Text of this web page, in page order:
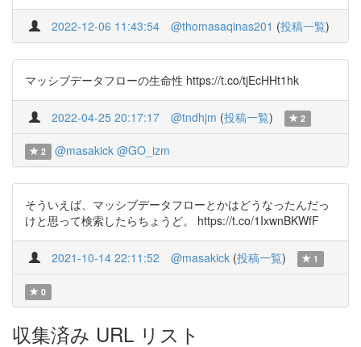
2022-12-06 11:43:54 @thomasaqinas201 (投稿一覧)
マッシブデータフローの生命性 https://t.co/tjEcHHt1hk
2022-04-25 20:17:17 @tndhjm (投稿一覧) 2
2 @masakick @GO_izm
そういえば、マッシブデータフローとかはどうなったんだっ
けと思って検索したらちょうど。 https://t.co/1IxwnBKWfF
2021-10-14 22:11:52 @masakick (投稿一覧) 1
0
収集済み URL リスト